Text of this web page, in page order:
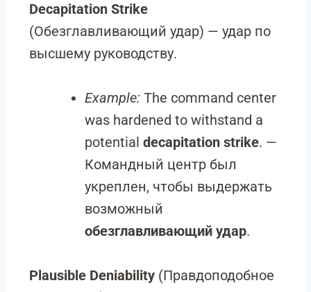
Decapitation Strike
(Обезглавливающий удар) — удар по
высшему руководству.
Example: The command center
was hardened to withstand a
potential decapitation strike. —
Командный центр был
укреплен, чтобы выдержать
возможный
обезглавливающий удар.
Plausible Deniability (Правдоподобное